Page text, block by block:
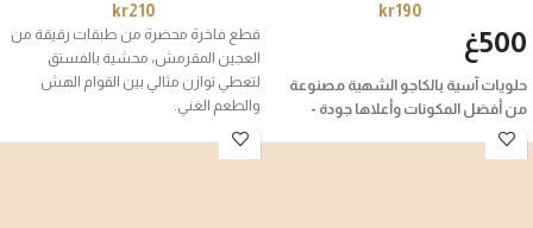
kr190
500غ
حلويات آسية بالكاجو الشهية مصنوعة
من أفضل المكونات وأعلاها جودة -
استمتع بنكهة التراث العربي الأصلية
kr210
قطع فاخرة محضرة من طبقات رقيقة من
العجين المقرمش، محشية بالفستق
لتعطي توازن مثالي بين القوام الهش
والطعم الغني.